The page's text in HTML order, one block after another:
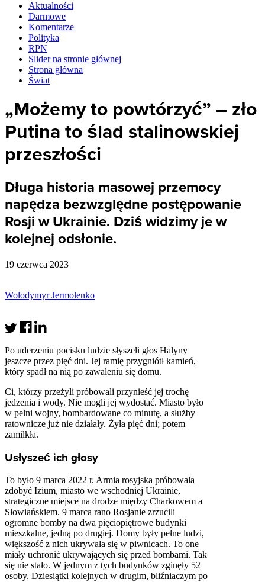
Aktualności
Darmowe
Komentarze
Polityka
RPN
Slider na stronie głównej
Strona główna
Świat
„Możemy to powtórzyć” – zło
Putina to ślad stalinowskiej
przeszłości
Długa historia masowej przemocy
napędza bezwzględne postępowanie
Rosji w Ukrainie. Dziś widzimy je w
kolejnej odsłonie.
19 czerwca 2023
Wolodymyr Jermolenko
Po uderzeniu pocisku ludzie słyszeli głos Halyny
jeszcze przez pięć dni. Jej ramię przygniótł kamień,
który spadł na nią po zawaleniu się domu.
Ci, którzy przeżyli próbowali przynieść jej trochę
jedzenia i wody. Nie mogli jej wydostać. Miasto było
w pełni wojny, bombardowane co minutę, a służby
ratownicze już nie działały. Żyła pięć dni; potem
zamilkła.
Usłyszeć ich głosy
To było 9 marca 2022 r. Armia rosyjska próbowała
zdobyć Izium, miasto we wschodniej Ukrainie,
strategiczne miejsce na drodze między Charkowem a
Słowiańskiem. 9 marca rano Rosjanie zrzucili
ogromne bomby na dwa pięciopiętrowe budynki
mieszkalne, jedną po drugiej. Domy były pełne ludzi,
większość z nich ukrywała się w piwnicach. To one
miały uchronić ukrywających się przed bombami. Tak
się nie stało. W jednym z tych budynków zginęły 52
osoby. Dziesiątki kolejnych w drugim, bliźniaczym po